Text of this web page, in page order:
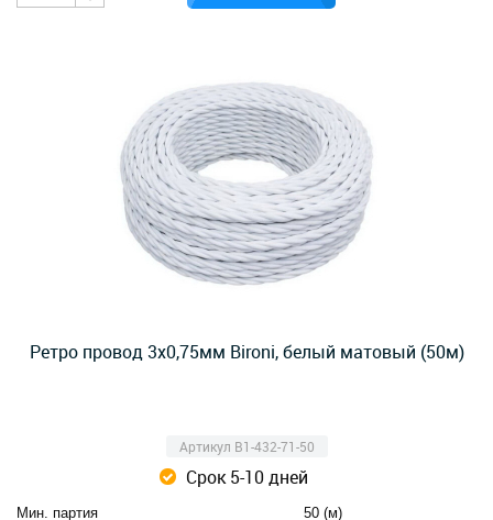
Ретро провод 3х0,75мм Bironi, белый матовый (50м)
Артикул B1-432-71-50
Срок 5-10 дней
Мин. партия 50 (м)